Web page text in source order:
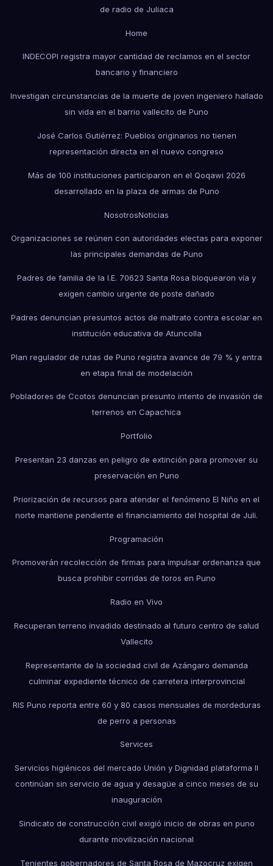
de radio de Juliaca
Home
INDECOPI registra mayor cantidad de reclamos en el sector
bancario y financiero
Investigan circunstancias de la muerte de joven ingeniero hallado
sin vida en el barrio vallecito de Puno
José Carlos Gutiérrez: Pueblos originarios no tienen
representación directa en el nuevo congreso
Más de 100 instituciones participaron en el Qoqawi 2026
desarrollado en la plaza de armas de Puno
NosotrosNoticias
Organizaciones se reúnen con autoridades electas para exponer
las principales demandas de Puno
Padres de familia de la I.E. 70623 Santa Rosa bloquearon vía y
exigen cambio urgente de poste dañado
Padres denuncian presuntos actos de maltrato contra escolar en
institución educativa de Atuncolla
Plan regulador de rutas de Puno registra avance de 79 % y entra
en etapa final de modelación
Pobladores de Ccotos denuncian presunto intento de invasión de
terrenos en Capachica
Portfolio
Presentan 23 danzas en peligro de extinción para promover su
preservación en Puno
Priorización de recursos para atender el fenómeno El Niño en el
norte mantiene pendiente el financiamiento del hospital de Juli.
Programación
Promoverán recolección de firmas para impulsar ordenanza que
busca prohibir corridas de toros en Puno
Radio en Vivo
Recuperan terreno invadido destinado al futuro centro de salud
Vallecito
Representante de la sociedad civil de Azángaro demanda
culminar expediente técnico de carretera interprovincial
RIS Puno reporta entre 60 y 80 casos mensuales de mordeduras
de perro a personas
Services
Servicios higiénicos del mercado Unión y Dignidad plataforma II
continúan sin servicio de agua y desagüe a cinco meses de su
inauguración
Sindicato de construcción civil exigió inicio de obras en puno
durante movilización nacional
Tenientes gobernadores de Santa Rosa de Mazocruz exigen